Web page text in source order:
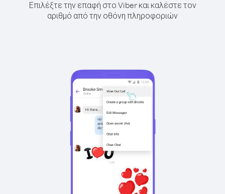
Επιλέξτε την επαφή στο Viber και καλέστε τον
αριθμό από την οθόνη πληροφοριών